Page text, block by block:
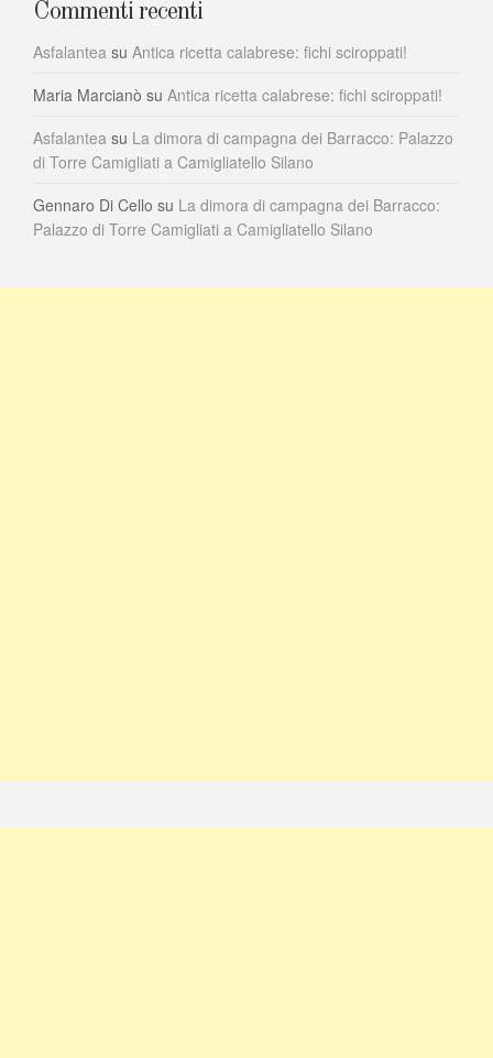
Commenti recenti
Asfalantea su Antica ricetta calabrese: fichi sciroppati!
Maria Marcianò su Antica ricetta calabrese: fichi sciroppati!
Asfalantea su La dimora di campagna dei Barracco: Palazzo
di Torre Camigliati a Camigliatello Silano
Gennaro Di Cello su La dimora di campagna dei Barracco:
Palazzo di Torre Camigliati a Camigliatello Silano